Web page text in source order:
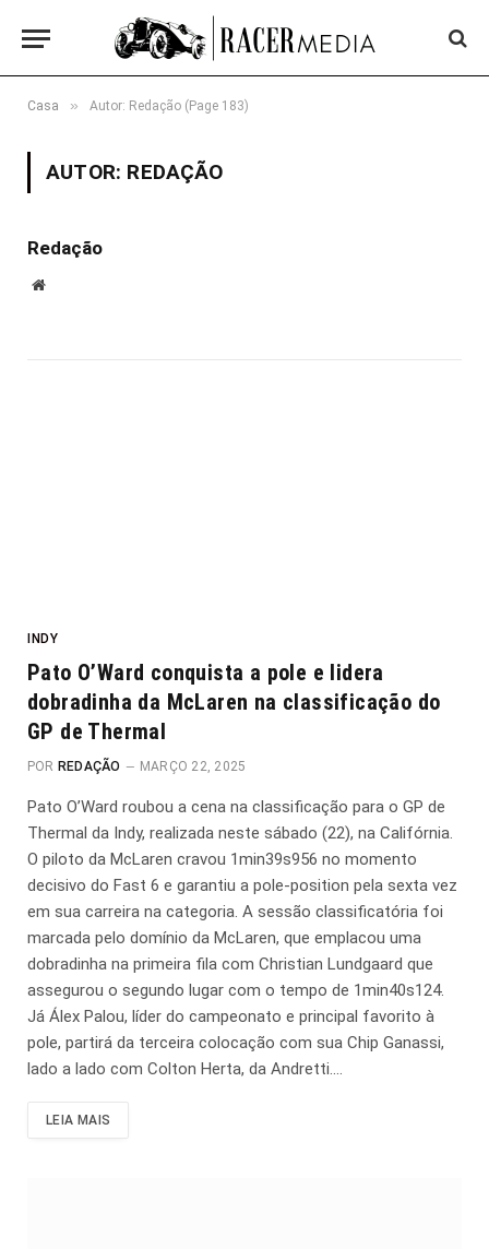
Casa » Autor: Redação (Page 183)
AUTOR: REDAÇÃO
Redação
Site
INDY
Pato O’Ward conquista a pole e lidera
dobradinha da McLaren na classificação do
GP de Thermal
POR REDAÇÃO MARÇO 22, 2025
Pato O’Ward roubou a cena na classificação para o GP de
Thermal da Indy, realizada neste sábado (22), na Califórnia.
O piloto da McLaren cravou 1min39s956 no momento
decisivo do Fast 6 e garantiu a pole-position pela sexta vez
em sua carreira na categoria. A sessão classificatória foi
marcada pelo domínio da McLaren, que emplacou uma
dobradinha na primeira fila com Christian Lundgaard que
assegurou o segundo lugar com o tempo de 1min40s124.
Já Álex Palou, líder do campeonato e principal favorito à
pole, partirá da terceira colocação com sua Chip Ganassi,
lado a lado com Colton Herta, da Andretti.…
LEIA MAIS